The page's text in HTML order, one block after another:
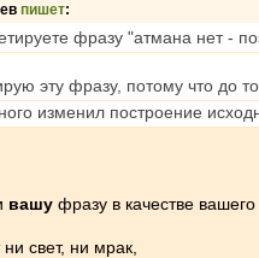
пишет:
фразу "атмана нет -
эту фразу, потому что до
изменил построение
вашу фразу в качестве
свет, ни мрак,